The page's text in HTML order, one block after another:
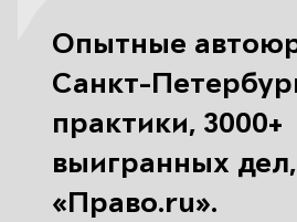
требований.
Уехали с места
избежать лишения
оставление места
Опытные
Санкт-
практики, 3000+
выигранных
«Право.ru».